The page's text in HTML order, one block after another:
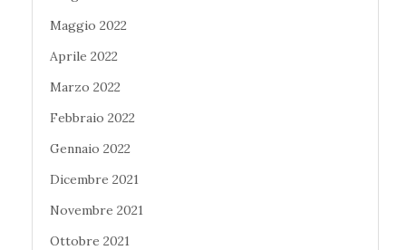
Maggio 2022
Aprile 2022
Marzo 2022
Febbraio 2022
Gennaio 2022
Dicembre 2021
Novembre 2021
Ottobre 2021